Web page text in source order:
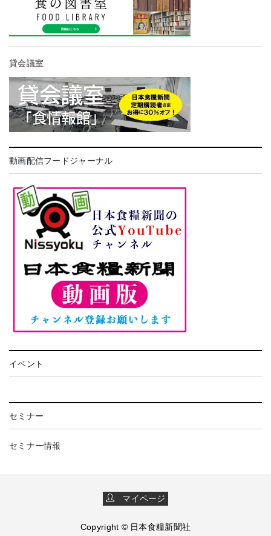
貸会議室
動画配信フードジャーナル
イベント
セミナー
セミナー情報
マイページ
Copyright © 日本食糧新聞社